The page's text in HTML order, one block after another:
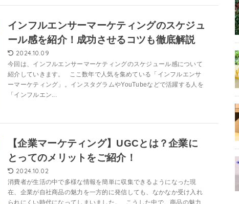
インフルエンサーマーケティングのスケジュ
ール感を紹介！成功させるコツも徹底解説
2024.10.09
今回は、インフルエンサーマーケティングのスケジュール感について
紹介していきます。 ここ数年で人気を集めている「インフルエンサ
ーマーケティング」。インスタグラムやYouTubeなどで活躍する人を
「インフルエン...
【企業マーケティング】UGCとは？企業に
とってのメリットをご紹介！
2024.10.02
消費者が生活の中で多様な情報を簡単に収集できるようになった現
在、企業が自社商品の魅力を一方的に発信しても、なかなか受け入れ
られにくい時代になってしまいました。 こうした中で、商品の魅力